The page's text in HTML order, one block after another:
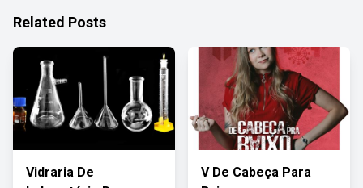
Related Posts
Vidraria De
V De Cabeça Para